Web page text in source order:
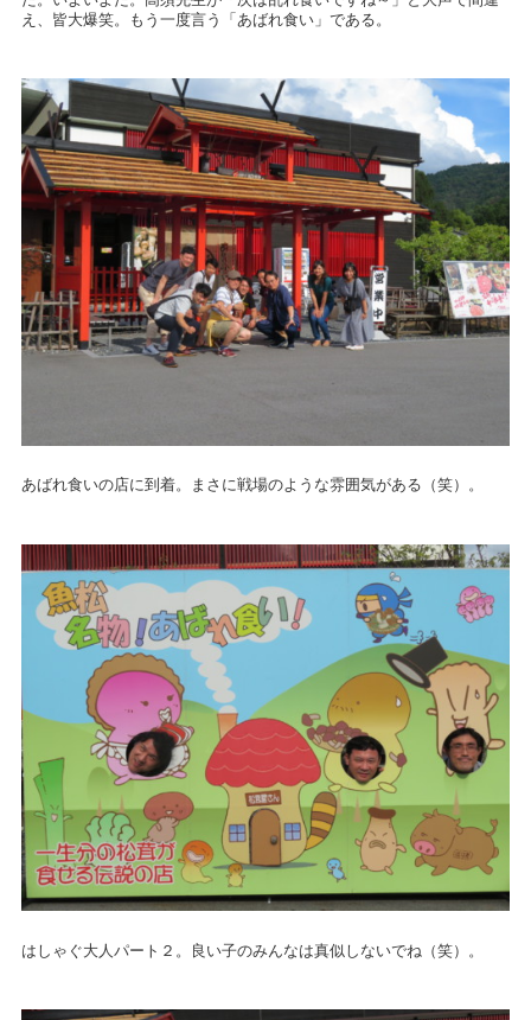
え、皆大爆笑。もう一度言う「あばれ食い」である。
あばれ食いの店に到着。まさに戦場のような雰囲気がある（笑）。
はしゃぐ大人パート２。良い子のみんなは真似しないでね（笑）。